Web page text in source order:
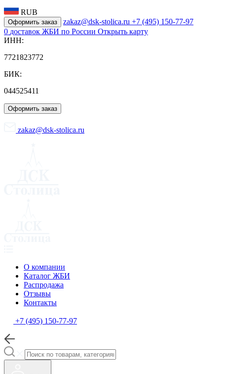
RUB
Оформить заказ zakaz@dsk-stolica.ru +7 (495) 150-77-97
0 доставок ЖБИ по России Открыть карту
ИНН:
7721823772
БИК:
044525411
Оформить заказ
zakaz@dsk-stolica.ru
О компании
Каталог ЖБИ
Распродажа
Отзывы
Контакты
+7 (495) 150-77-97